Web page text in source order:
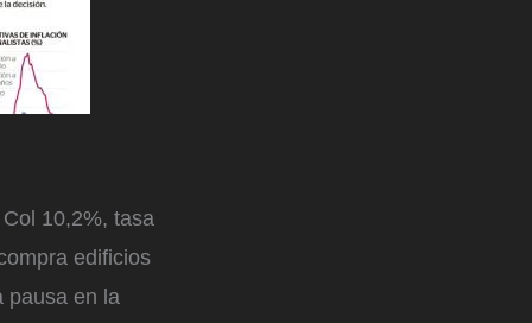
10,2%, tasa
edificios
pausa en la